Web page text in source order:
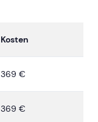
Kosten
369 €
369 €